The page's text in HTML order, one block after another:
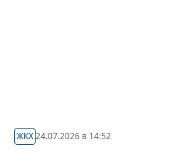
ЖКХ24.07.2026 в 14:52